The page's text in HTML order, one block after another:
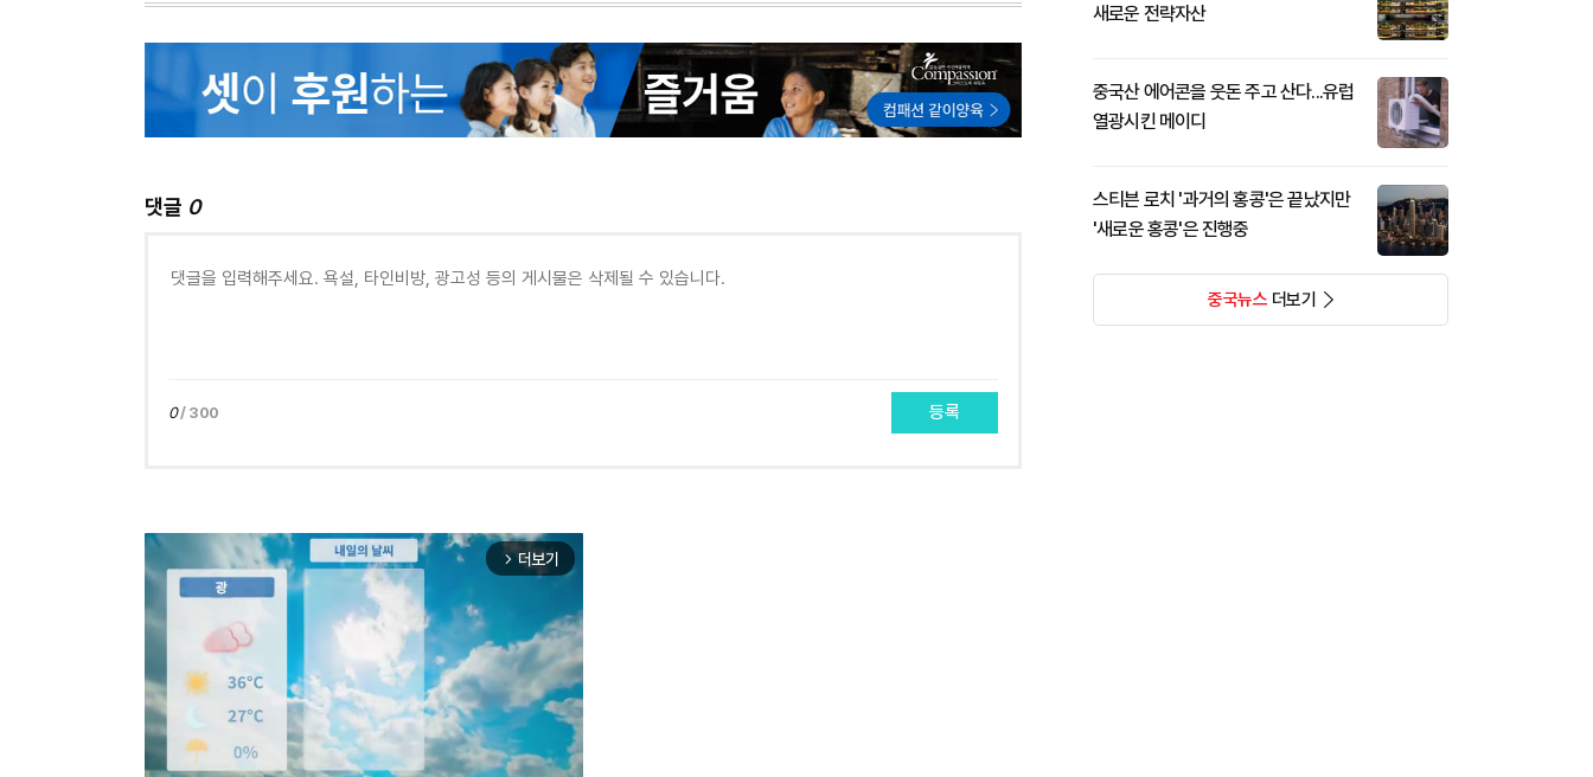
댓글 0
0/ 300 등록
arrow_forward_ios 더보기
새로운 전략자산
중국산 에어콘을 웃돈 주고 산다...유럽
열광시킨 메이디
스티븐 로치 '과거의 홍콩'은 끝났지만
'새로운 홍콩'은 진행중
중국뉴스더보기